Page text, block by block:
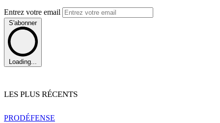
Entrez votre email
S'abonner
Loading...
LES PLUS RÉCENTS
PRODÉFENSE